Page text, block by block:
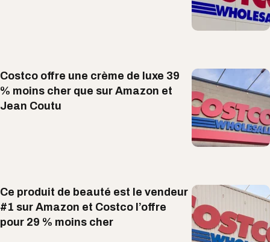
Costco offre une crème de luxe 39
% moins cher que sur Amazon et
Jean Coutu
Ce produit de beauté est le vendeur
#1 sur Amazon et Costco l’offre
pour 29 % moins cher